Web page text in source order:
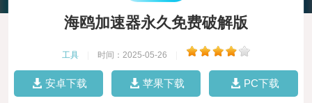
海鸥加速器永久免费破解版
工具 时间：2025-05-26
安卓下载 苹果下载 PC下载